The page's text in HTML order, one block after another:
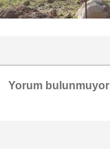
Yorum bulunmuyor